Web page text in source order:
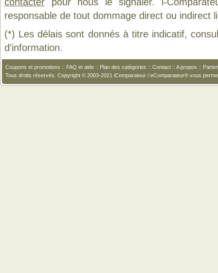
responsable de tout dommage direct ou indirect
(*) Les délais sont donnés à titre indicatif,
d'information.
Coupons et promotions :: FAQ et aide :: Plan des catégories :: Contact :: A propos ::
Tous droits réservés. Copyright © 2003-2021 iComparateur / eComparateur® vous